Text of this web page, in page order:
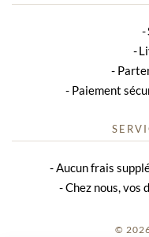
Paiement
Aucun frais
Chez nous, vos
©